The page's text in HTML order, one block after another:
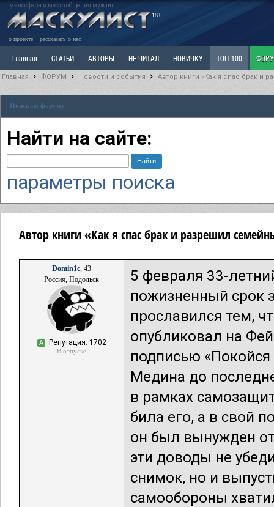
маносфера и место общения мужчин
18+
о проекте рассказать о нас
Главная СТАТЬИ АВТОРЫ НЕ ЧИТАЛ НОВИЧКУ ТОП-100
Ветка: Наболевшее. Выскажись!
РАЗДЕЛ: Разное
Главная ФОРУМ Новости и события Автор книги «Как я спас брак и
Поиск по форуму
Найти на сайте:
параметры поиска
Автор книги «Как я спас брак и разрешил
Domin1c, 43
Россия, Подольск
А Репутация: 1702
В отпуске
5 февраля 33-
пожизненный срок
прославился тем,
опубликовал на
подписью
Медина до
в рамках
била его, а в свой
он был вынужден
эти доводы не
снимок, но и
самообороны